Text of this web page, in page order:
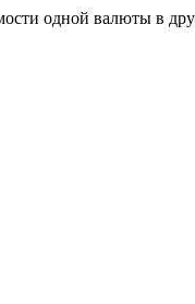
одной валюты в